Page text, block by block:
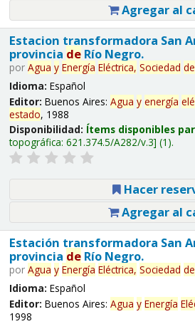
Agregar al
Estacion transformadora San
provincia deRío Negro.
por Agua y Energía Eléctrica, Sociedad de
Idioma: Español
Editor: Buenos Aires: Agua y energía
estado, 1988
Disponibilidad: Ítems disponibles
topográfica: 621.374.5/A282/v.3 (1).
Hacer
Agregar al
Estación transformadora San
provincia deRío Negro.
por Agua y Energía Eléctrica, Sociedad de
Idioma: Español
Editor: Buenos Aires: Agua y Energía
1998